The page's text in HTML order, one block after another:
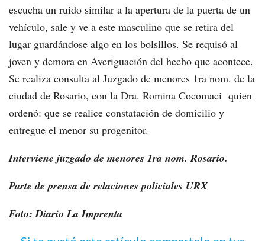
escucha un ruido similar a la apertura de la puerta de un
vehículo, sale y ve a este masculino que se retira del
lugar guardándose algo en los bolsillos. Se requisó al
joven y demora en Averiguación del hecho que acontece.
Se realiza consulta al Juzgado de menores 1ra nom. de la
ciudad de Rosario, con la Dra. Romina Cocomaci quien
ordenó: que se realice constatación de domicilio y
entregue el menor su progenitor.
Interviene juzgado de menores 1ra nom. Rosario.
Parte de prensa de relaciones policiales URX
Foto: Diario La Imprenta